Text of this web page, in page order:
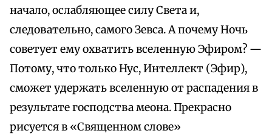
начало, ослабляющее силу Света и,
следовательно, самого Зевса. А почему Ночь
советует ему охватить вселенную Эфиром? —
Потому, что только Нус, Интеллект (Эфир),
сможет удержать вселенную от распадения в
результате господства меона. Прекрасно
рисуется в «Священном слове»